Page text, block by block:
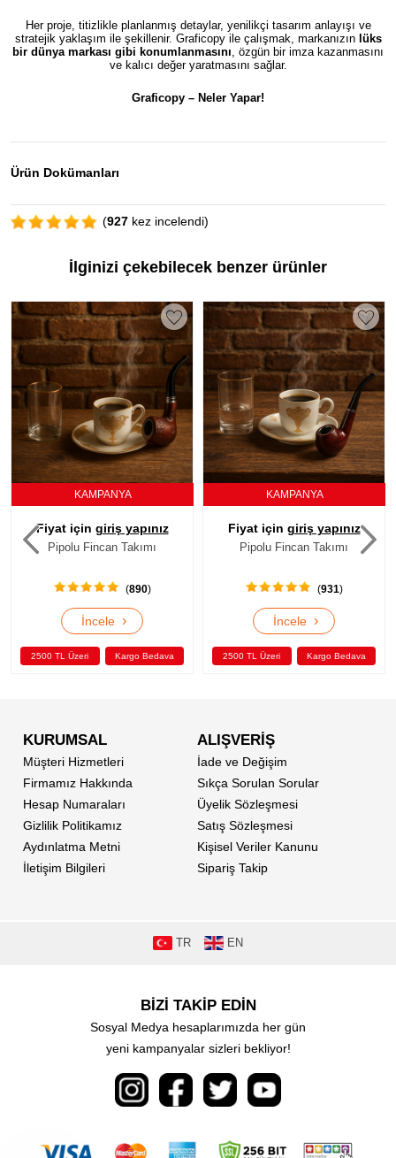
Her proje, titizlikle planlanmış detaylar, yenilikçi tasarım anlayışı ve
stratejik yaklaşım ile şekillenir. Graficopy ile çalışmak, markanızın lüks
bir dünya markası gibi konumlanmasını , özgün bir imza kazanmasını
ve kalıcı değer yaratmasını sağlar.
Graficopy – Neler Yapar!
Ürün Dokümanları
(927 kez incelendi)
İlginizi çekebilecek benzer ürünler
KAMPANYA
Fiyat içingiriş yapınız
Pipolu Fincan Takımı
(931
İncele
2500 TL Üzeri Kargo Bedava
KAMPANYA
Fiyat içingiriş yapınız
Pipolu Fincan Takımı
(933
İncele
2500 TL Üzeri Kargo Bedava
KURUMSAL
Müşteri Hizmetleri
Firmamız Hakkında
Hesap Numaraları
Gizlilik Politikamız
Aydınlatma Metni
İletişim Bilgileri
ALIŞVERİŞ
İade ve Değişim
Sıkça Sorulan Sorular
Üyelik Sözleşmesi
Satış Sözleşmesi
Kişisel Veriler Kanunu
Sipariş Takip
TR EN
BİZİ TAKİP EDİN
Sosyal Medya hesaplarımızda her gün
yeni kampanyalar sizleri bekliyor!